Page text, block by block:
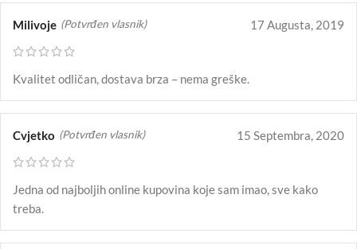
Milivoje (Potvrđen vlasnik) 17 Augusta, 2019
Kvalitet odličan, dostava brza – nema greške.
Cvjetko (Potvrđen vlasnik) 15 Septembra, 2020
Jedna od najboljih online kupovina koje sam imao, sve kako
treba.